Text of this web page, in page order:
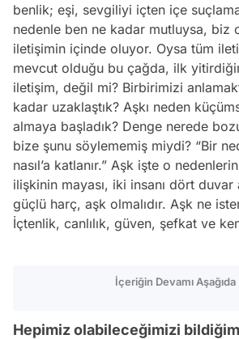
benlik; eşi, sevgiliyi içten içe
nedenle ben ne kadar mutluysa, biz
iletişimin içinde oluyor. Oysa tüm
mevcut olduğu bu çağda, ilk
iletişim, değil mi? Birbirimizi
kadar uzaklaştık? Aşkı neden
almaya başladık? Denge nerede
bize şunu söylememiş miydi? “Bir
nasıl’a katlanır.” Aşk işte o
ilişkinin mayası, iki insanı dört duvar
güçlü harç, aşk olmalıdır. Aşk ne
İçtenlik, canlılık, güven, şefkat ve
İçeriğin Devamı Aşağıda
Hepimiz olabileceğimizi